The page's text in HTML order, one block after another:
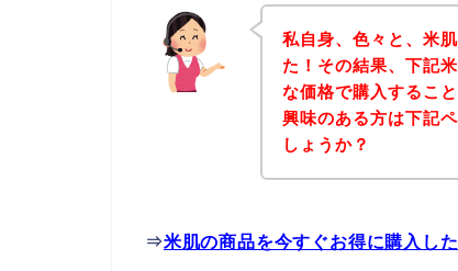
私自身、色々と、米
た！その結果、下記
な価格で購入するこ
興味のある方は下記
しょうか？
⇒米肌の商品を今すぐお得に購入し